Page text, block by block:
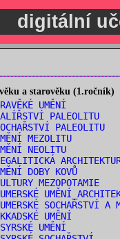
digitální
a starověku (1.ročník)
UMĚNÍ
PALEOLITU
PALEOLITU
MEZOLITU
NEOLITU
DOBY KOVŮ
MEZOPOTAMIE
SOCHAŘSTVÍ A
UMĚNÍ
UMĚNÍ